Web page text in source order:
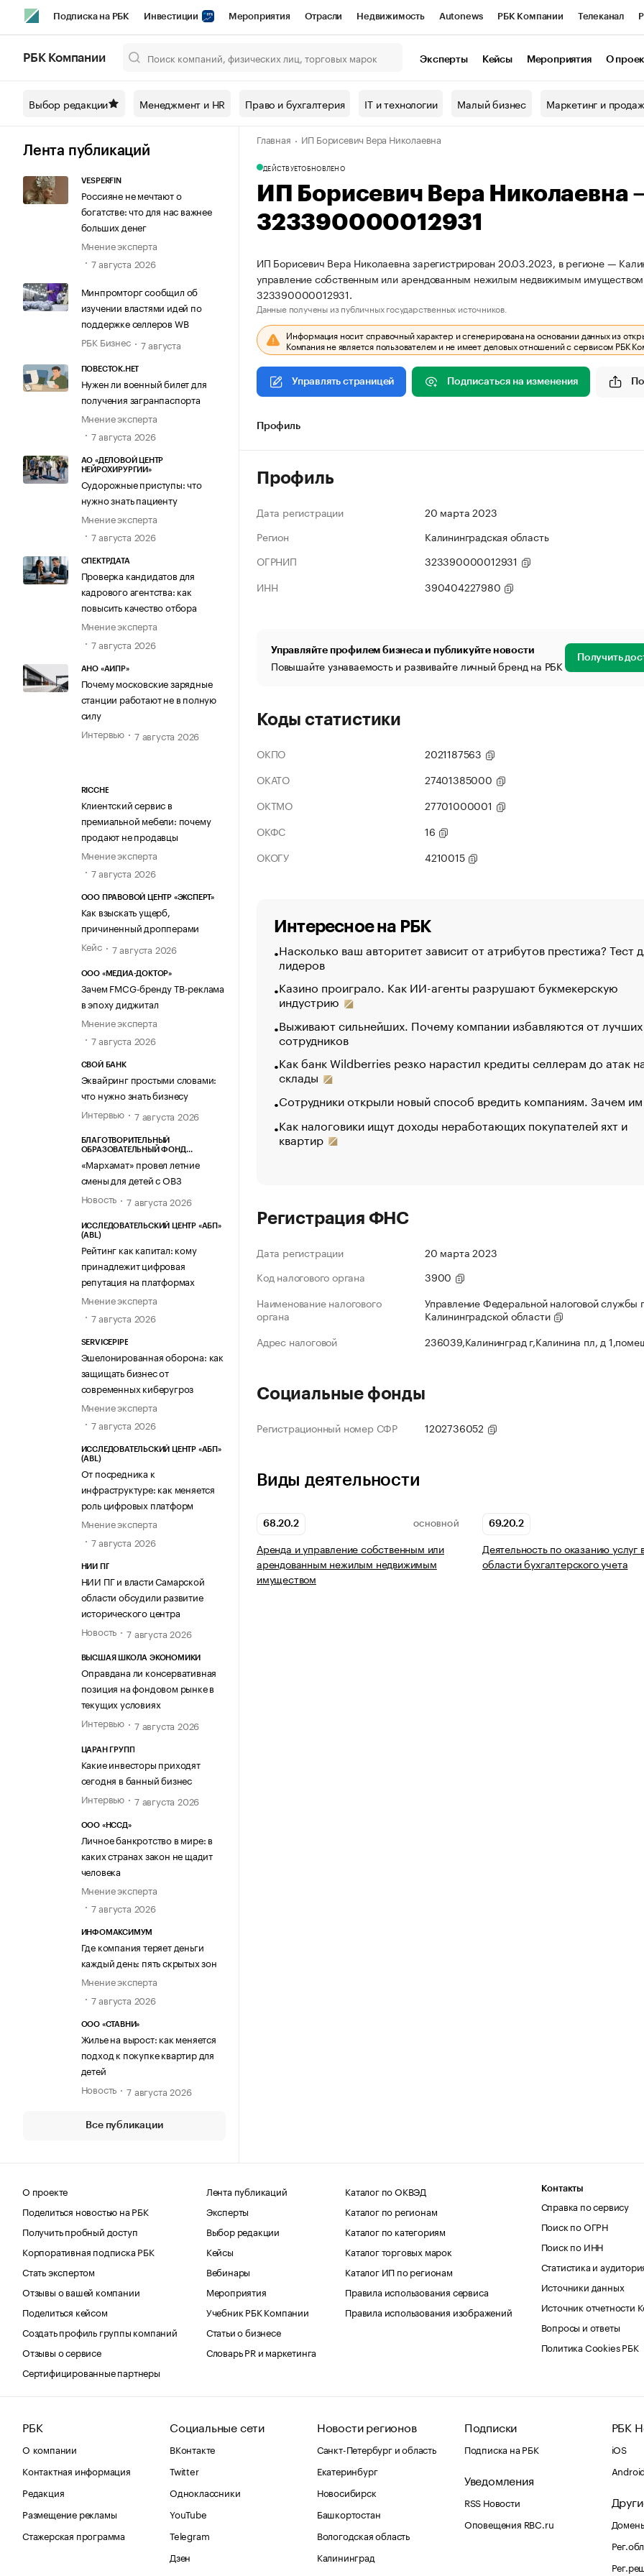
Подписка на РБК Инвестиции Мероприятия Отрасли Недвижимость Autonews РБК Компании Телеканал
Спецпроекты СПб Конференции СПб Спецпроекты Проверка контрагентов
Технологии и медиа Рынок наличной валюты
РБК Компании Эксперты Кейсы Мероприятия О
Выбор редакции Менеджмент и HR Право и бухгалтерия IT и технологии Малый бизнес Маркетинг и
Лента публикаций
VESPERFIN
Россияне не мечтают о
богатстве: что для нас важнее
больших денег
Мнение эксперта
7 августа 2026
Минпромторг сообщил об
изучении властями идей по
поддержке селлеров WB
РБК Бизнес
7 августа
ПОВЕСТОК.НЕТ
Нужен ли военный билет для
получения загранпаспорта
Мнение эксперта
7 августа 2026
АО «ДЕЛОВОЙ ЦЕНТР
НЕЙРОХИРУРГИИ»
Судорожные приступы: что
нужно знать пациенту
Мнение эксперта
7 августа 2026
СПЕКТРДАТА
Проверка кандидатов для
кадрового агентства: как
повысить качество отбора
Мнение эксперта
7 августа 2026
АНО «АИПР»
Почему московские зарядные
станции работают не в полную
силу
Интервью
7 августа 2026
RICCHE
Клиентский сервис в
премиальной мебели: почему
продают не продавцы
Мнение эксперта
7 августа 2026
ООО ПРАВОВОЙ ЦЕНТР «ЭКСПЕРТ»
Как взыскать ущерб,
причиненный дропперами
Кейс
7 августа 2026
ООО «МЕДИА-ДОКТОР»
Зачем FMCG-бренду ТВ-реклама
в эпоху диджитал
Мнение эксперта
7 августа 2026
СВОЙ БАНК
Эквайринг простыми словами:
что нужно знать бизнесу
Интервью
7 августа 2026
БЛАГОТВОРИТЕЛЬНЫЙ
ОБРАЗОВАТЕЛЬНЫЙ ФОНД
«Мархамат» провел летние
смены для детей с ОВЗ
Новость
7 августа 2026
ИССЛЕДОВАТЕЛЬСКИЙ ЦЕНТР «АБП»
(ABL)
Рейтинг как капитал: кому
принадлежит цифровая
репутация на платформах
Мнение эксперта
7 августа 2026
SERVICEPIPE
Эшелонированная оборона: как
защищать бизнес от
современных киберугроз
Мнение эксперта
7 августа 2026
ИССЛЕДОВАТЕЛЬСКИЙ ЦЕНТР «АБП»
(ABL)
От посредника к
инфраструктуре: как меняется
роль цифровых платформ
Мнение эксперта
7 августа 2026
НИИ ПГ
НИИ ПГ и власти Самарской
области обсудили развитие
исторического центра
Новость
7 августа 2026
ВЫСШАЯ ШКОЛА ЭКОНОМИКИ
Оправдана ли консервативная
позиция на фондовом рынке в
текущих условиях
Интервью
7 августа 2026
ЦАРАН ГРУПП
Какие инвесторы приходят
сегодня в банный бизнес
Интервью
7 августа 2026
ООО «НССД»
Личное банкротство в мире: в
каких странах закон не щадит
человека
Мнение эксперта
7 августа 2026
ИНФОМАКСИМУМ
Где компания теряет деньги
каждый день: пять скрытых зон
Мнение эксперта
7 августа 2026
ООО «СТАВНИ»
Жилье на вырост: как меняется
подход к покупке квартир для
детей
Новость
7 августа 2026
Все публикации
Главная ИП Борисевич Вера Николаевна
ДЕЙСТВУЕТОБНОВЛЕНО
ИП Борисевич Вера
323390000012931
ИП Борисевич Вера Николаевна зарегистрирован 20.03.2023, в регионе —
управление собственным или арендованным нежилым недвижимым
323390000012931.
Данные получены из публичных государственных источников.
Информация носит справочный характер и сгенерирована на основании данных из
Компания не является пользователем и не имеет деловых отношений с сервисом РБК
Управлять страницей Подписаться на изменения
Профиль
Профиль
Дата регистрации
20 марта 2023
Регион
Калининградская область
ОГРНИП
323390000012931
ИНН
390404227980
Управляйте профилем бизнеса и публикуйте новости
Повышайте узнаваемость и развивайте личный бренд на РБК Получить
Коды статистики
ОКПО
2021187563
ОКАТО
27401385000
ОКТМО
27701000001
ОКФС
16
ОКОГУ
4210015
Интересное на РБК
Насколько ваш авторитет зависит от атрибутов престижа? Тест
лидеров
Казино проиграло. Как ИИ-агенты разрушают букмекерскую
индустрию
Выживают сильнейших. Почему компании избавляются от лучших
сотрудников
Как банк Wildberries резко нарастил кредиты селлерам до атак
склады
Сотрудники открыли новый способ вредить компаниям. Зачем
Как налоговики ищут доходы неработающих покупателей яхт и
квартир
Регистрация ФНС
Дата регистрации
20 марта 2023
Код налогового органа
3900
Наименование налогового
органа
Управление Федеральной налоговой службы
Калининградской области
Адрес налоговой
236039,Калининград г,Калинина пл, д
Социальные фонды
Регистрационный номер СФР 1202736052
Виды деятельности
68.20.2 ОСНОВНОЙ
Аренда и управление собственным или
арендованным нежилым недвижимым
имуществом
69.20.2
Деятельность по оказанию услуг
области бухгалтерского учета
О проекте
Поделиться новостью на РБК
Получить пробный доступ
Корпоративная подписка РБК
Стать экспертом
Отзывы о вашей компании
Поделиться кейсом
Создать профиль группы компаний
Отзывы о сервисе
Сертифицированные партнеры
Лента публикаций
Эксперты
Выбор редакции
Кейсы
Вебинары
Мероприятия
Учебник РБК Компании
Статьи о бизнесе
Словарь PR и маркетинга
Каталог по ОКВЭД
Каталог по регионам
Каталог по категориям
Каталог торговых марок
Каталог ИП по регионам
Правила использования сервиса
Правила использования изображений
Контакты
Справка по сервису
Поиск по ОГРН
Поиск по ИНН
Статистика и
Источники данных
Источник отчетности
Вопросы и ответы
Политика Cookies РБК
РБК
О компании
Контактная информация
Редакция
Размещение рекламы
Стажерская программа
Социальные сети
ВКонтакте
Twitter
Одноклассники
YouTube
Telegram
Дзен
Новости регионов
Санкт-Петербург и область
Екатеринбург
Новосибирск
Башкортостан
Вологодская область
Калининград
Подписки
Подписка на РБК
Уведомления
RSS Новости
Оповещения RBC.ru
РБК
iOS